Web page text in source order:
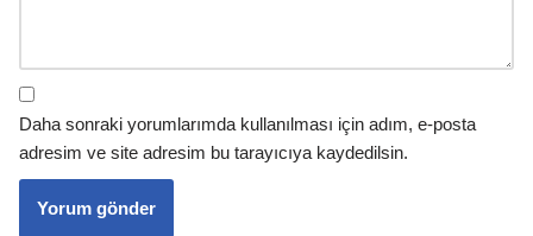
Daha sonraki yorumlarımda kullanılması için adım, e-posta
adresim ve site adresim bu tarayıcıya kaydedilsin.